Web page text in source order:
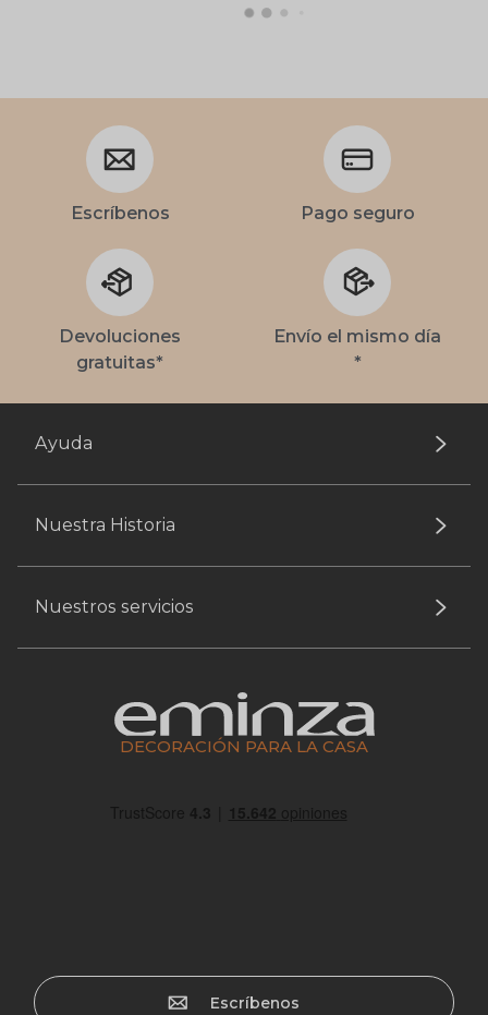
Escríbenos Pago seguro
Devoluciones
gratuitas*
Envío el mismo día
*
Ayuda
Nuestra Historia
Nuestros servicios
DECORACIÓN PARA LA CASA
Escríbenos